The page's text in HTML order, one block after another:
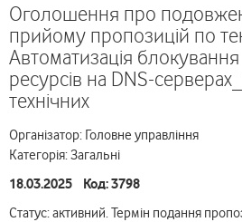
Оголошення про
прийому пропозицій по
Автоматизація блокування
ресурсів на DNS-
технічних
Організатор: Головне управління
Категорія: Загальні
18.03.2025 Код: 3798
Статус: активний. Термін подання